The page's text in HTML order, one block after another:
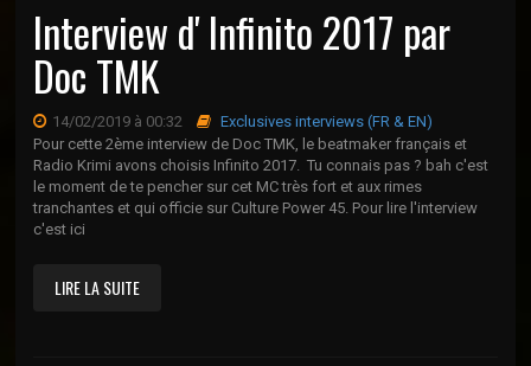
Interview d' Infinito 2017 par
Doc TMK
14/02/2019 à 00:32
Exclusives interviews (FR & EN)
Pour cette 2ème interview de Doc TMK, le beatmaker français et
Radio Krimi avons choisis Infinito 2017. Tu connais pas ? bah c'est
le moment de te pencher sur cet MC très fort et aux rimes
tranchantes et qui officie sur Culture Power 45. Pour lire l'interview
c'est ici
LIRE LA SUITE